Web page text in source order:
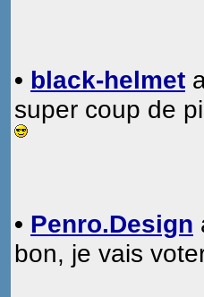
• black-helmet
super coup de
• Penro.Design
bon, je vais